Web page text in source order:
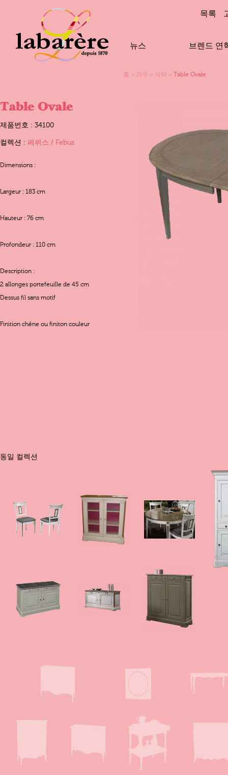
목록
뉴스 브렌드 연
홈 > 가구 > 식탁 > Table Ovale
Table Ovale
제품번호 : 34100
컬렉션 : 페뷔스 / Febus
Dimensions :
Largeur : 183 cm
Hauteur : 76 cm
Profondeur : 110 cm
Description :
2 allonges portefeuille de 45 cm
Dessus fil sans motif
Finition chêne ou finiton couleur
동일 컬렉션